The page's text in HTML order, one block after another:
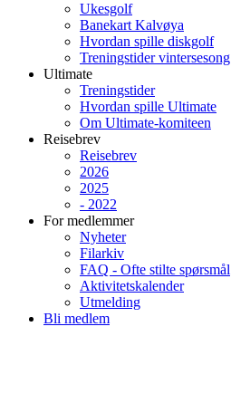
Ukesgolf
Banekart Kalvøya
Hvordan spille diskgolf
Treningstider vintersesong
Ultimate
Treningstider
Hvordan spille Ultimate
Om Ultimate-komiteen
Reisebrev
Reisebrev
2026
2025
- 2022
For medlemmer
Nyheter
Filarkiv
FAQ - Ofte stilte spørsmål
Aktivitetskalender
Utmelding
Bli medlem